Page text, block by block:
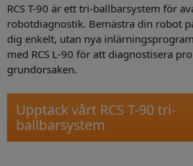
RCS T-90 är ett tri-ballbarsystem för
robotdiagnostik. Bemästra din robot
dig enkelt, utan nya
med RCS L-90 för att diagnostisera
grundorsaken.
Upptäck vårt RCS T-90 tri-
ballbarsystem